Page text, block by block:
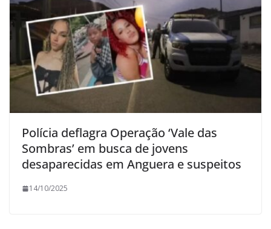
Polícia deflagra Operação ‘Vale das
Sombras’ em busca de jovens
desaparecidas em Anguera e suspeitos
14/10/2025